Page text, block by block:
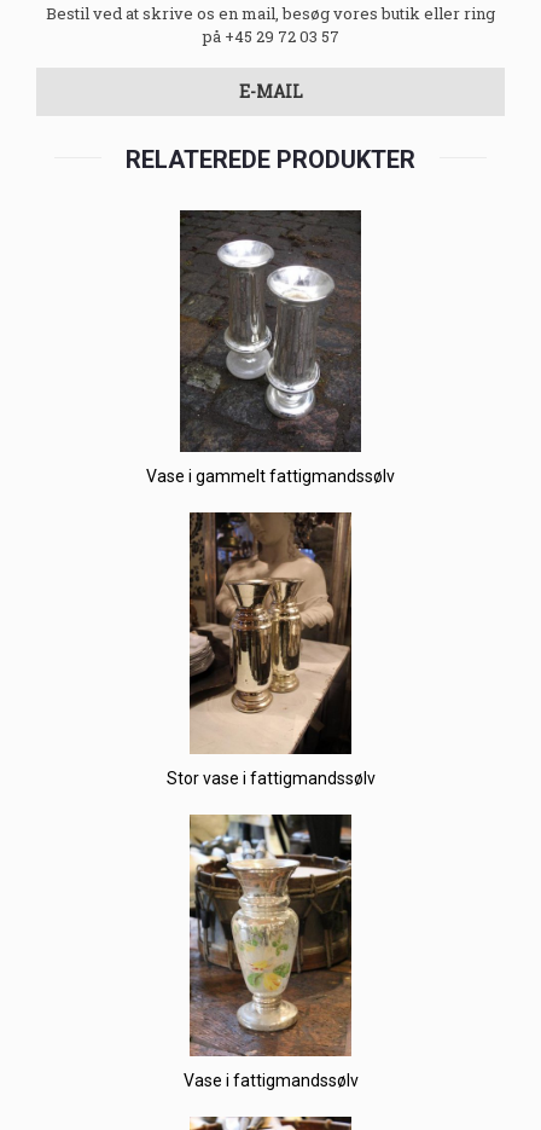
Bestil ved at skrive os en mail, besøg vores butik eller ring
på +45 29 72 03 57
E-MAIL
RELATEREDE PRODUKTER
Vase i gammelt fattigmandssølv
Stor vase i fattigmandssølv
Vase i fattigmandssølv